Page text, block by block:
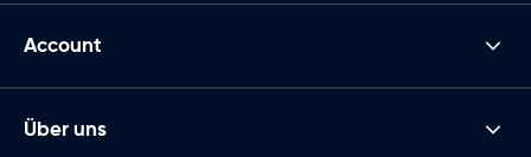
Account
Über uns